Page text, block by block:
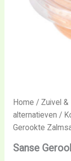
Home / Zuivel &
alternatieven /
Gerookte
Sanse